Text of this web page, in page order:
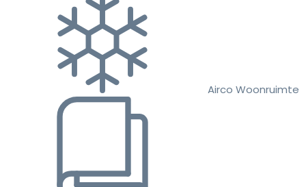
Airco Woonruimte